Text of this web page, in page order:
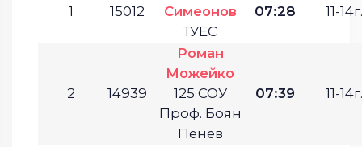
1 15012
Симеонов
ТУЕС
07:28 11-14г.
2 14939
Роман
Можейко
125 СОУ
Проф. Боян
Пенев
07:39 11-14г.